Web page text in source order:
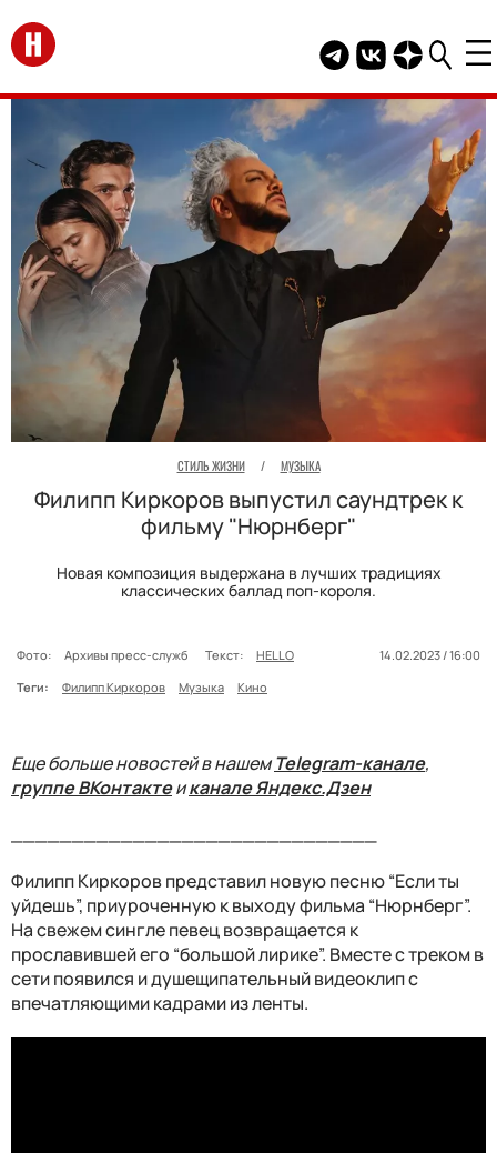
Перейти на главную
Telegram канал
Группа HELLO
Канал
СТИЛЬ ЖИЗНИ / МУЗЫКА
Филипп Киркоров выпустил саундтрек к
фильму "Нюрнберг"
Новая композиция выдержана в лучших традициях
классических баллад поп-короля.
Фото: Архивы пресс-служб Текст: HELLO
14.02.2023 / 16:00
Теги:
Филипп Киркоров Музыка Кино
Еще больше новостей в нашемTelegram-канале,
группе ВКонтактеиканале Яндекс.Дзен
Филипп Киркоров представил новую песню “Если ты
уйдешь”, приуроченную к выходу фильма “Нюрнберг”.
На свежем сингле певец возвращается к
прославившей его “большой лирике”. Вместе с треком в
сети появился и душещипательный видеоклип с
впечатляющими кадрами из ленты.